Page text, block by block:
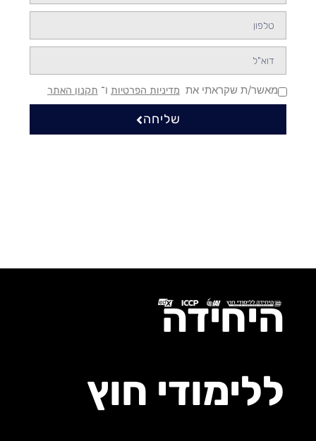
מאשר/ת שקראתי את מדיניות הפרטיות ו־ תקנון האתר
שליחה
היחידה
ללימודי חוץ